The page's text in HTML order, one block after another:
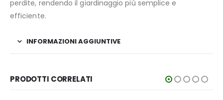
perdite, rendendo il giardinaggio più semplice e
efficiente.
INFORMAZIONI AGGIUNTIVE
PRODOTTI CORRELATI